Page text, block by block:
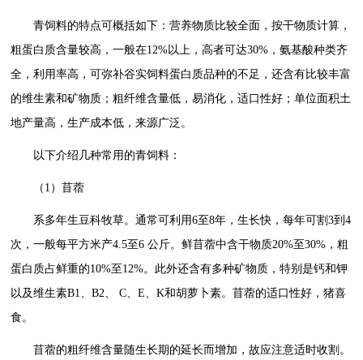
青饲料的特点可概括如下：营养物质比较全面，按干物质计算，
粗蛋白质含量较高，一般在12%以上，高者可达30%，氨基酸种类齐
全，利用率高，可弥补谷实饲料蛋白质品种的不足，还含有比较丰富
的维生素和矿物质；粗纤维含量低，易消化，适口性好；单位面积土
地产量高，生产成本低，来源广泛。
以下介绍几种常用的青饲料：
（1）苜蓿
系多年生豆科牧草。通常可利用6至8年，生长快，每年可割3到4
次，一般每平方米产4.5至6 公斤。鲜苜蓿中含干物质20%至30%，粗
蛋白质占鲜重的10%至12%。此外还含有多种矿物质，特别是钙和钾
以及维生素B1、B2、 C、E、K和胡萝卜素。苜蓿的适口性好，猪喜
食。
苜蓿的粗纤维含量随生长期的延长而增加，故应注意适时收割。